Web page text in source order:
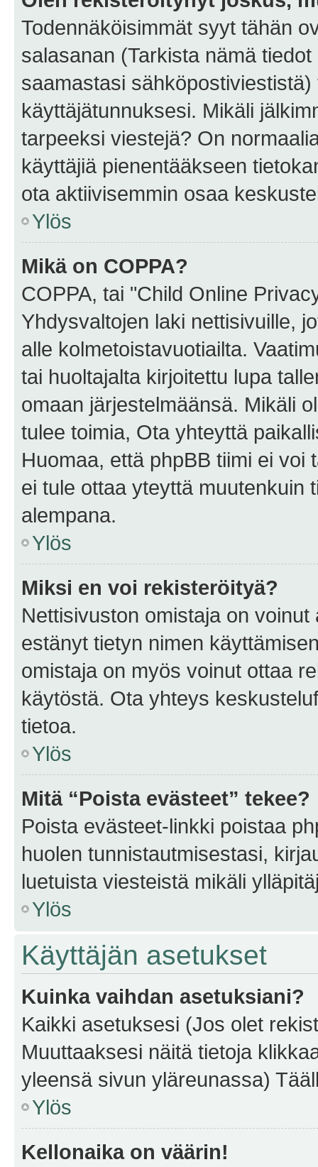
Todennäköisimmät syyt tähän
salasanan (Tarkista nämä
saamastasi
käyttäjätunnuksesi. Mikäli
tarpeeksi viestejä? On
käyttäjiä pienentääkseen
ota aktiivisemmin osaa
Ylös
Mikä on COPPA?
COPPA, tai "Child Online
Yhdysvaltojen laki nettisivuille,
alle kolmetoistavuotiailta.
tai huoltajalta kirjoitettu lupa
omaan järjestelmäänsä. Mikäli
tulee toimia, Ota yhteyttä
Huomaa, että phpBB tiimi ei
ei tule ottaa yteyttä muutenkuin
alempana.
Ylös
Miksi en voi rekisteröityä?
Nettisivuston omistaja on
estänyt tietyn nimen
omistaja on myös voinut ottaa
käytöstä. Ota yhteys
tietoa.
Ylös
Mitä “Poista evästeet” tekee?
Poista evästeet-linkki poistaa
huolen tunnistautmisestasi,
luetuista viesteistä mikäli
Ylös
Käyttäjän asetukset
Kuinka vaihdan asetuksiani?
Kaikki asetuksesi (Jos olet
Muuttaaksesi näitä tietoja
yleensä sivun yläreunassa)
Ylös
Kellonaika on väärin!